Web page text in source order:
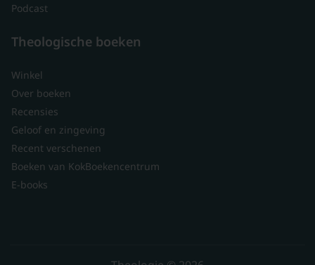
Podcast
Theologische boeken
Winkel
Over boeken
Recensies
Geloof en zingeving
Recent verschenen
Boeken van KokBoekencentrum
E-books